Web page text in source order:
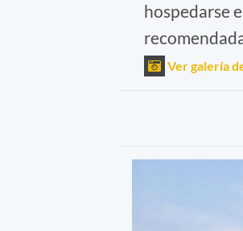
hospedarse
Ver galería